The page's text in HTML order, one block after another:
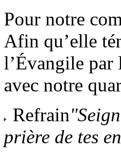
Pour notre
Afin qu’elle
l’Évangile par
avec notre
Refrain
prière de tes